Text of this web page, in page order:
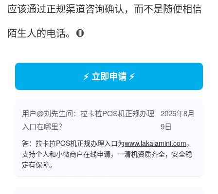
应该通过正规渠道咨询确认，而不是随便相信
陌生人的电话。🛑
⚡ 立即申请 ⚡
用户@刘先生问：拉卡拉POS机正规办理
入口在哪里？
2026年8月
9日
答：拉卡拉POS机正规办理入口为www.lakalamini.com，
支持个人和小微商户在线申请，一清机资质齐全，安全稳
定有保障。